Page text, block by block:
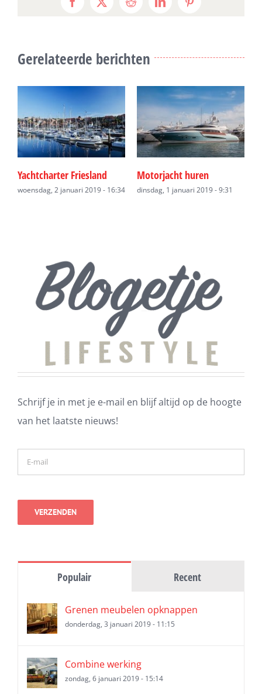
Facebook
X RedditLinkedInPinterest
Gerelateerde berichten
Yachtcharter Friesland
woensdag, 2 januari 2019 - 16:34
Motorjacht huren
dinsdag, 1 januari 2019 - 9:31
Schrijf je in met je e-mail en blijf altijd op de hoogte
van het laatste nieuws!
Populair Recent
Grenen meubelen opknappen
donderdag, 3 januari 2019 - 11:15
Combine werking
zondag, 6 januari 2019 - 15:14